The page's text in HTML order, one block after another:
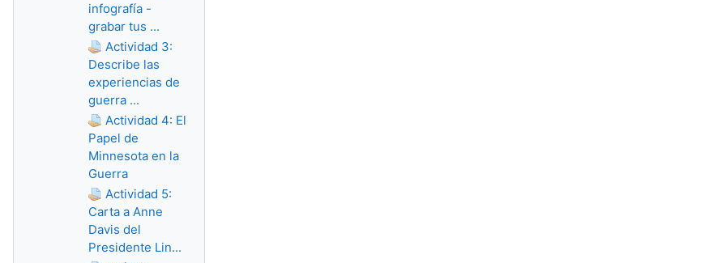
infografía -
grabar tus ...
Actividad 3:
Describe las
experiencias de
guerra ...
Actividad 4: El
Papel de
Minnesota en la
Guerra
Actividad 5:
Carta a Anne
Davis del
Presidente Lin...